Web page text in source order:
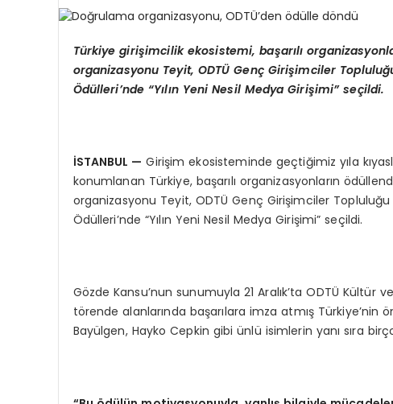
Türkiye girişimcilik ekosistemi, başarılı
organizasyonu Teyit, ODTÜGenç Girişimciler Topluluğ
Ödülleri’nde “Yılın Yeni Nesil Medya Girişimi”seçildi.
İSTANBUL — Girişim ekosisteminde geçtiğimiz yıla
konumlanan Türkiye, başarılı organizasyonların
organizasyonu Teyit, ODTÜ Genç Girişimciler
Ödülleri’nde “Yılın Yeni Nesil Medya Girişimi” seçildi.
Gözde Kansu’nun sunumuyla 21 Aralık’ta ODTÜ Kültür
törende alanlarında başarılara imza atmış
Bayülgen, Hayko Cepkin gibi ünlü isimlerin yanı sıra